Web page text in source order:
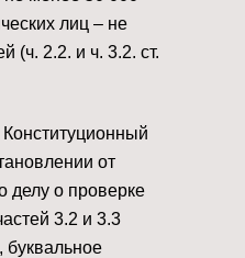
лиц – не
(ч. 2.2. и ч. 3.2. ст.
от
о проверке
3.2 и 3.3